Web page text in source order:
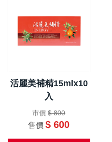
活麗美補精15mlx10
入
市價 $ 800
售價 $ 600